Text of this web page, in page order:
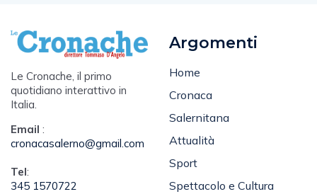
Le Cronache, il primo
quotidiano interattivo in
Italia.
Email :
cronacasalerno@gmail.com
Tel:
345 1570722
Argomenti
Home
Cronaca
Salernitana
Attualità
Sport
Spettacolo e Cultura